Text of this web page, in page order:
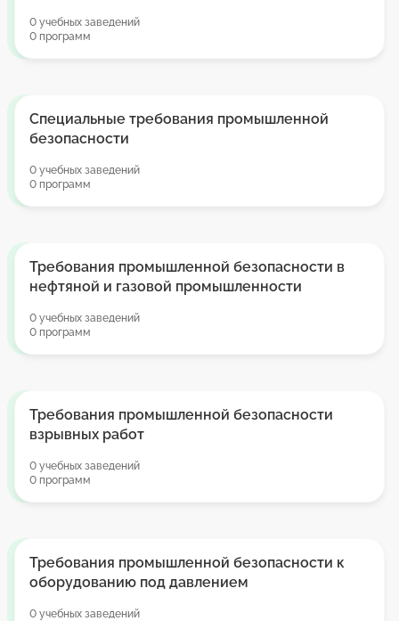
0 учебных заведений
0 программ
Специальные требования промышленной
безопасности
0 учебных заведений
0 программ
Требования промышленной безопасности в
нефтяной и газовой промышленности
0 учебных заведений
0 программ
Требования промышленной безопасности
взрывных работ
0 учебных заведений
0 программ
Требования промышленной безопасности к
оборудованию под давлением
0 учебных заведений